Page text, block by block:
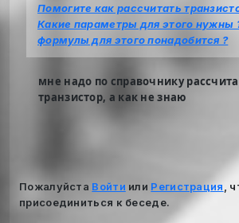
Помогите как рассчитать
Какие параметры для этого нужны
формулы для этого понадобится ?
мне надо по справочнику
транзистор, а как не знаю
Пожалуйста Войти или Регистрация
,
присоединиться к беседе.